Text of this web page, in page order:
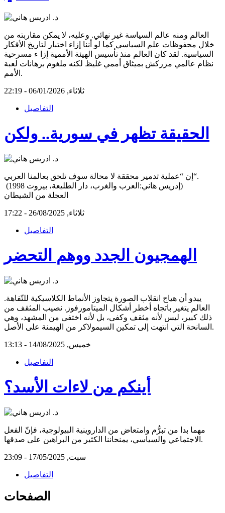
العالم ومنه عالم السياسة غير نهائي. وعليه، لا يمكن مقاربته من
خلال محفوظات علم السياسي كما لو أننا إزاء اختبار لتاريخ الأفكار
السياسية. لقد كان العالم منذ تأسيس الهيئة الأممية إزا ء مسرحية
نظام عالمي مزركش بميثاق أممي غليظ لكنه ملغوم برهانات لعبة
الأمم.
ثلاثاء, 06/01/2026 - 22:19
التفاصيل
الحقيقة تظهر في سورية.. ولكن
إن “عملية تدمير محققة لا محالة سوف تلحق بعالمنا العربي“.
(إدريس هاني:العرب والغرب، دار الطليعة، بيروت 1998)
العجلة من الشيطان
ثلاثاء, 26/08/2025 - 17:22
التفاصيل
الهمجيون الجدد ووهم التحضر
يبدو أن هياج انقلاب الصورة يتجاوز الأنماط الكلاسيكية للتّفاهة.
العالم يتغير باتجاه أخطر أشكال الميتامورفوز. نصيب المثقف من
ذلك كبير، ليس لأنه مثقف وكفى، بل لأنه اختفى من المشهد، وهي
السانحة التي انتهت إلى تمكين السيمولاكر من الهيمنة على الأصل.
خميس, 14/08/2025 - 13:13
التفاصيل
أينكم من لاءات الأسد؟
مهما بدا من تبرُّم وامتعاض من الداروينية البيولوجية، فإنّ الفعل
الاجتماعي والسياسي، يمنحاننا الكثير من البراهين على صدقها.
سبت, 17/05/2025 - 23:09
التفاصيل
الصفحات